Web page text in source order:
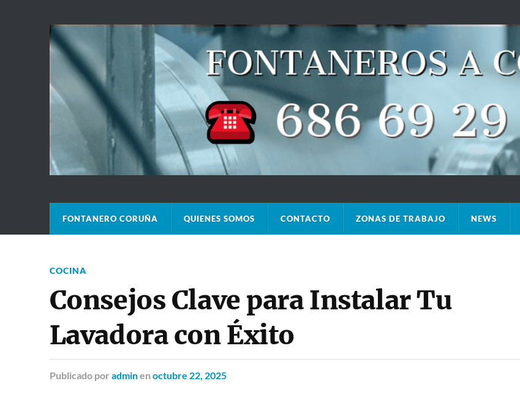
FONTANERO CORUÑA QUIENES SOMOS CONTACTO ZONAS DE TRABAJO NEWS
COCINA
Consejos Clave para Instalar Tu
Lavadora con Éxito
Publicado por adminen octubre 22, 2025